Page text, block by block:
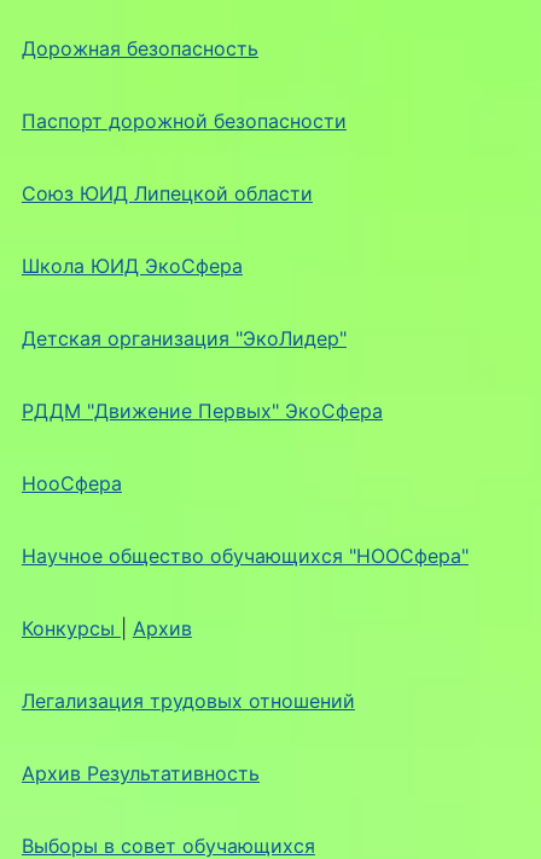
Дорожная безопасность
Паспорт дорожной безопасности
Союз ЮИД Липецкой области
Школа ЮИД ЭкоСфера
Детская организация "ЭкоЛидер"
РДДМ "Движение Первых" ЭкоСфера
НооСфера
Научное общество обучающихся "НООСфера"
Конкурсы Архив
Легализация трудовых отношений
Архив Результативность
Выборы в совет обучающихся